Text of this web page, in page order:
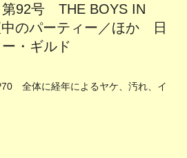
92号 THE BOYS IN
のパーティー／ほか 日
・ギルド
全体に経年によるヤケ、汚れ、イ